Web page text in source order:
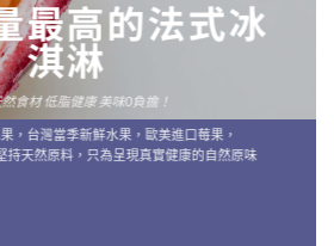
最高的法式冰
淇淋
食材 低脂健康 美味0負擔！
，台灣當季新鮮水果，歐美進口莓果，
持天然原料，只為呈現真實健康的自然原味